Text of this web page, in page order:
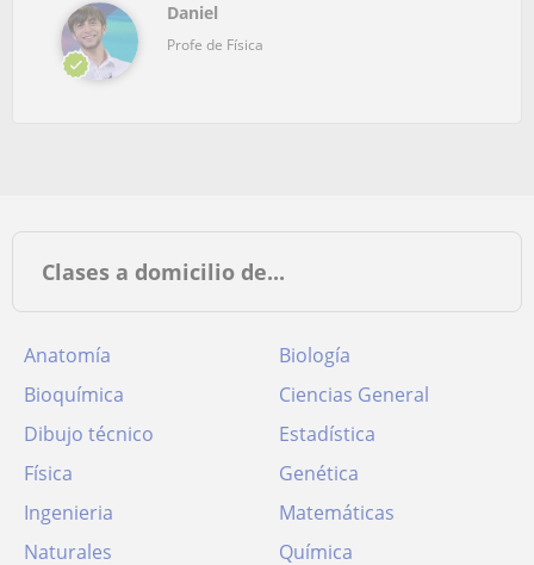
Daniel
Profe de Física
Clases a domicilio de...
Anatomía
Biología
Bioquímica
Ciencias General
Dibujo técnico
Estadística
Física
Genética
Ingenieria
Matemáticas
Naturales
Química